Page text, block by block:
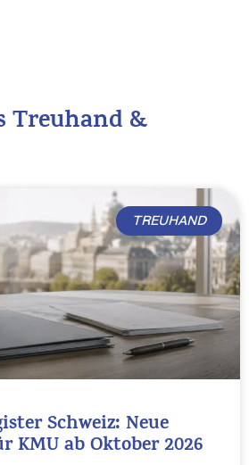
Treuhand &
TREUHAND
Schweiz: Neue
ab Oktober 2026